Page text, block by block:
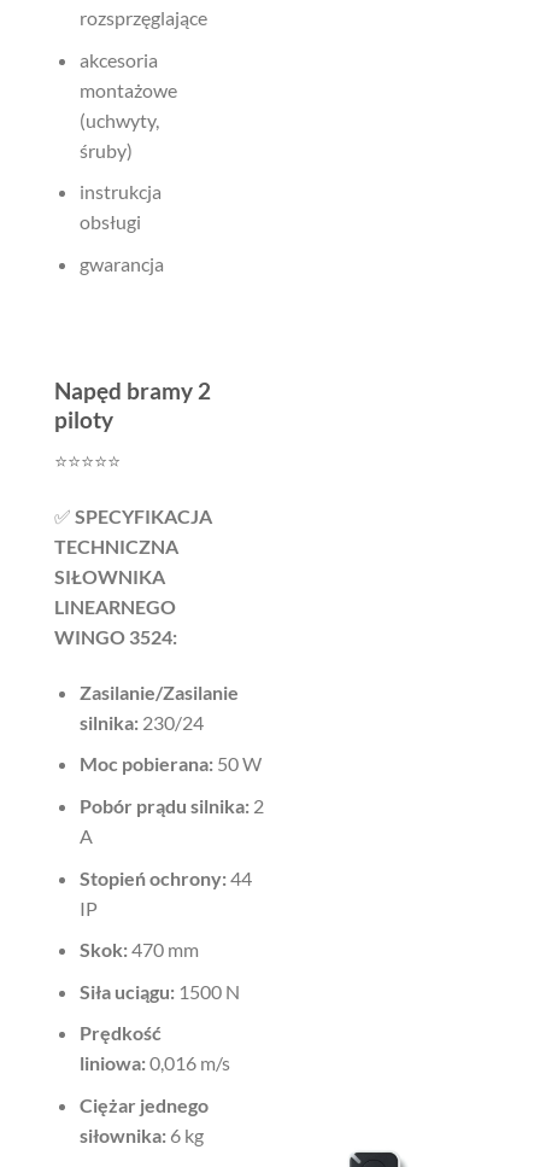
rozsprzęglające
akcesoria
montażowe
(uchwyty,
śruby)
instrukcja
obsługi
gwarancja
Napęd bramy 2
piloty
⭐️⭐️⭐️⭐️⭐️
✅ SPECYFIKACJA
TECHNICZNA
SIŁOWNIKA
LINEARNEGO
WINGO 3524:
Zasilanie/Zasilanie
silnika:230/24
Moc pobierana:50 W
Pobór prądu silnika:2
A
Stopień ochrony:44
IP
Skok:470 mm
Siła uciągu:1500 N
Prędkość
liniowa:0,016 m/s
Ciężar jednego
siłownika:6 kg